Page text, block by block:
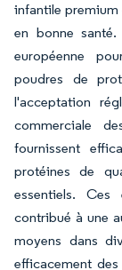
infantile
en bonne
européenne
poudres de
l'acceptation
commerciale
fournissent
protéines de
essentiels.
contribué à une
moyens dans
efficacement